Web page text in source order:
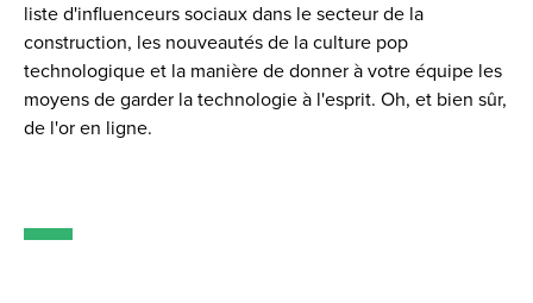
liste d'influenceurs sociaux dans le secteur de la
construction, les nouveautés de la culture pop
technologique et la manière de donner à votre équipe les
moyens de garder la technologie à l'esprit. Oh, et bien sûr,
de l'or en ligne.